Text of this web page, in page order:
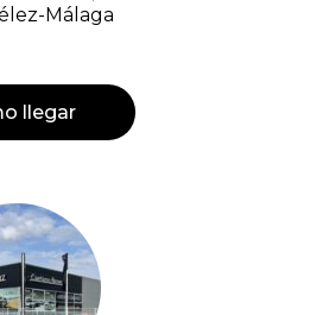
Málaga
llegar